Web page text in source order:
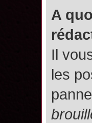
A
Il
les